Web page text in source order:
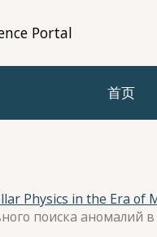
Portal
首页
Physics in the Era of